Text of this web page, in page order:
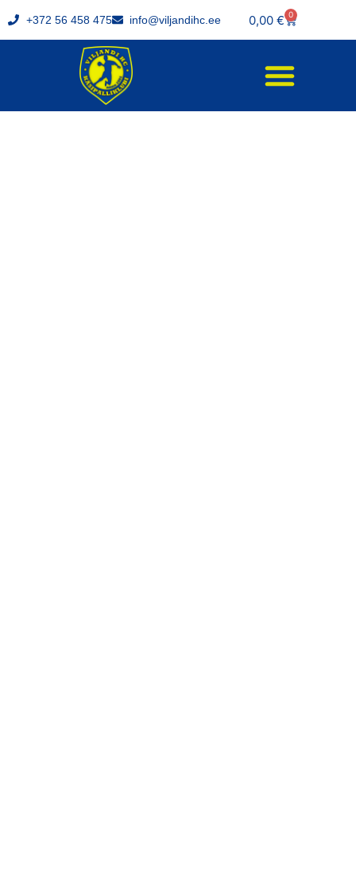
+372 56 458 475 info@viljandihc.ee 0,00 € 0